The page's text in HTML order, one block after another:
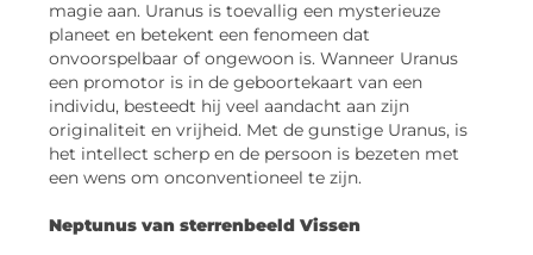
magie aan. Uranus is toevallig een mysterieuze
planeet en betekent een fenomeen dat
onvoorspelbaar of ongewoon is. Wanneer Uranus
een promotor is in de geboortekaart van een
individu, besteedt hij veel aandacht aan zijn
originaliteit en vrijheid. Met de gunstige Uranus, is
het intellect scherp en de persoon is bezeten met
een wens om onconventioneel te zijn.
Neptunus van sterrenbeeld Vissen